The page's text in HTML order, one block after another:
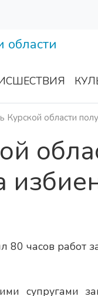
Курской области
супругами